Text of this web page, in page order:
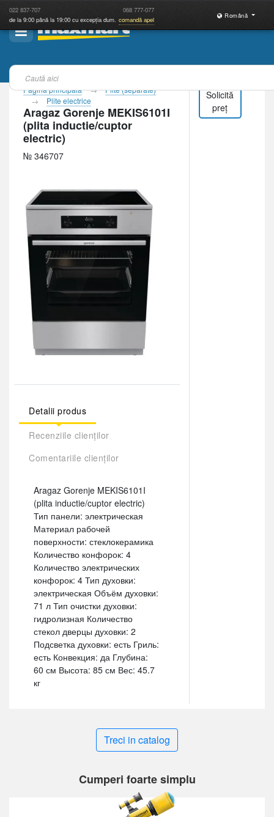
022 837-707 068 777-077
de la 9:00 până la 19:00 cu excepția dum. comandă apel
Română
Pagina principală
Plite (separate)
Plite electrice
Aragaz Gorenje MEKIS6101I
(plita inductie/cuptor
electric)
№ 346707
Detalii produs
Recenziile clienților
Comentariile clienților
Aragaz Gorenje MEKIS6101I
(plita inductie/cuptor electric)
Тип панели: электрическая
Материал рабочей
поверхности: стеклокерамика
Количество конфорок: 4
Количество электрических
конфорок: 4 Тип духовки:
электрическая Объём духовки:
71 л Тип очистки духовки:
гидролизная Количество
стекол дверцы духовки: 2
Подсветка духовки: есть Гриль:
есть Конвекция: да Глубина:
60 см Высота: 85 см Вес: 45.7
кг
Solicită
preț
Treci in catalog
Cumperi foarte simplu